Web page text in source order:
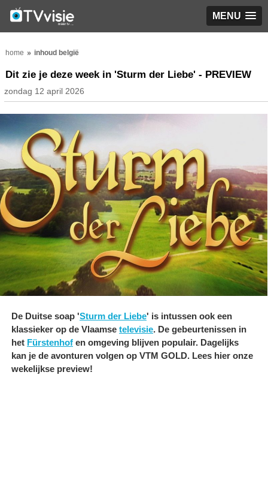
MENU
home inhoud belgië
Dit zie je deze week in 'Sturm der Liebe' - PREVIEW
zondag 12 april 2026
De Duitse soap 'Sturm der Liebe' is intussen ook een
klassieker op de Vlaamse televisie. De gebeurtenissen in
het Fürstenhof en omgeving blijven populair. Dagelijks
kan je de avonturen volgen op VTM GOLD. Lees hier onze
wekelijkse preview!